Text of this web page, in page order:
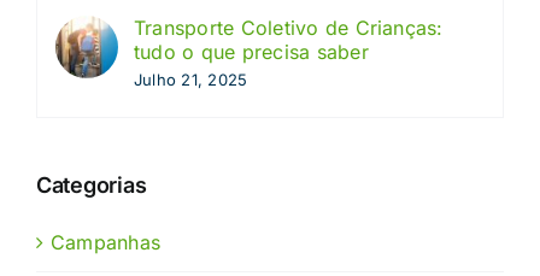
Transporte Coletivo de Crianças:
tudo o que precisa saber
Julho 21, 2025
Categorias
Campanhas